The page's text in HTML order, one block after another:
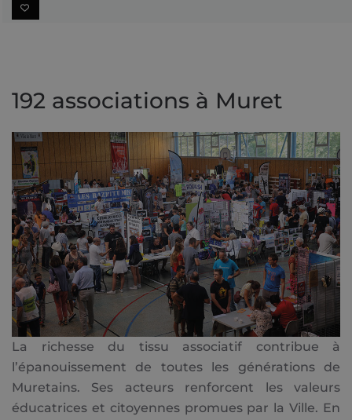
192 associations à Muret
La richesse du tissu associatif contribue à
l’épanouissement de toutes les générations de
Muretains. Ses acteurs renforcent les valeurs
éducatrices et citoyennes promues par la Ville. En